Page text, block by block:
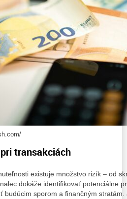
transakciách
existuje množstvo rizík – od
dokáže identifikovať potenciálne
budúcim sporom a finančným